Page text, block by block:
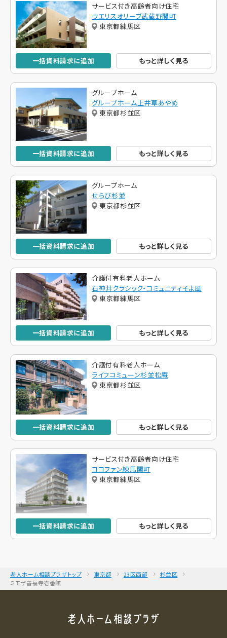
サービス付き高齢者向け住宅
ウエリスオリーブ武蔵野関町
東京都練馬区
一括資料請求に追加 もっと詳しく見る
グループホーム
グループホーム上井草あやめ
東京都杉並区
一括資料請求に追加 もっと詳しく見る
グループホーム
せらび杉並
東京都杉並区
一括資料請求に追加 もっと詳しく見る
介護付有料老人ホーム
石神井クラシック・コミュニティそよ風
東京都練馬区
一括資料請求に追加 もっと詳しく見る
介護付有料老人ホーム
ライフコミューン杉並松庵
東京都杉並区
一括資料請求に追加 もっと詳しく見る
サービス付き高齢者向け住宅
ココファン練馬関町
東京都練馬区
一括資料請求に追加 もっと詳しく見る
老人ホーム相談プラザトップ 東京都 23区西部
杉並区
ミモザ善福寺壱番館